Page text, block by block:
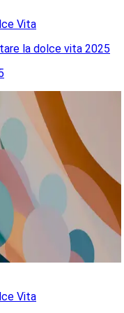
Vita
la dolce vita 2025
Vita